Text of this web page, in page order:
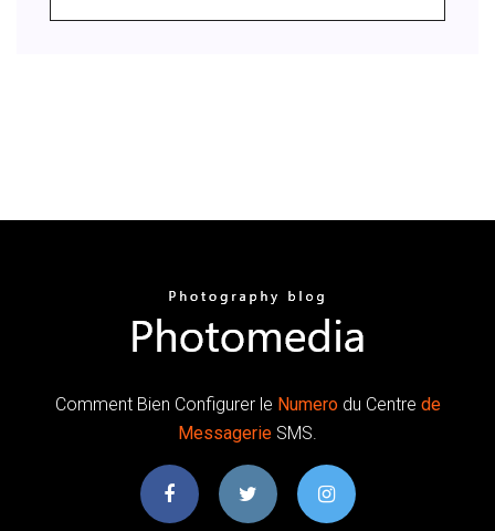
Comment Bien Configurer le Numerodu Centre de
Messagerie SMS.